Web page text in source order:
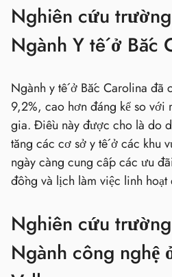
Nghiên cứu
Ngành Y tế ở Bắc
Ngành y tế ở Bắc Carolina đã
9,2%, cao hơn đáng kể so với
gia. Điều này được cho là do
tăng các cơ sở y tế ở các khu
ngày càng cung cấp các ưu
đồng và lịch làm việc linh hoạt
Nghiên cứu
Ngành công nghệ